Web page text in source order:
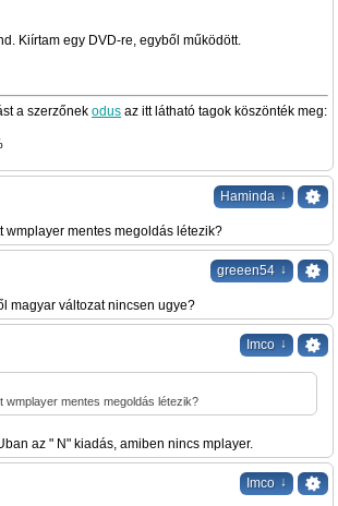
Kiírtam egy DVD-re, egyből működött.
a szerzőnek odus az itt látható tagok köszönték meg:
Haminda ↓
wmplayer mentes megoldás létezik?
greeen54 ↓
magyar változat nincsen ugye?
Imco ↓
wmplayer mentes megoldás létezik?
az " N" kiadás, amiben nincs mplayer.
Imco ↓